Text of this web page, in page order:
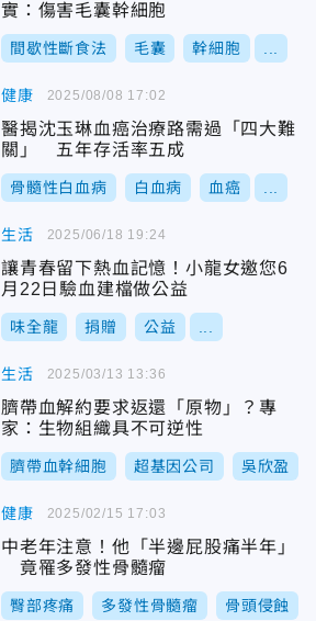
實：傷害毛囊幹細胞
間歇性斷食法 毛囊 幹細胞
健康
醫揭沈玉琳血癌治療路需過「四大難
關」 五年存活率五成
骨髓性白血病 白血病 血癌
2025/08/08 17:02
生活
讓青春留下熱血記憶！小龍女邀您6
月22日驗血建檔做公益
味全龍 捐贈 公益
2025/06/18 19:24
生活
臍帶血解約要求返還「原物」？專
家：生物組織具不可逆性
臍帶血幹細胞 超基因公司 吳欣盈
2025/03/13 13:36
健康
中老年注意！他「半邊屁股痛半年」
竟罹多發性骨髓瘤
臀部疼痛 多發性骨髓瘤 骨頭侵蝕
2025/02/15 17:03